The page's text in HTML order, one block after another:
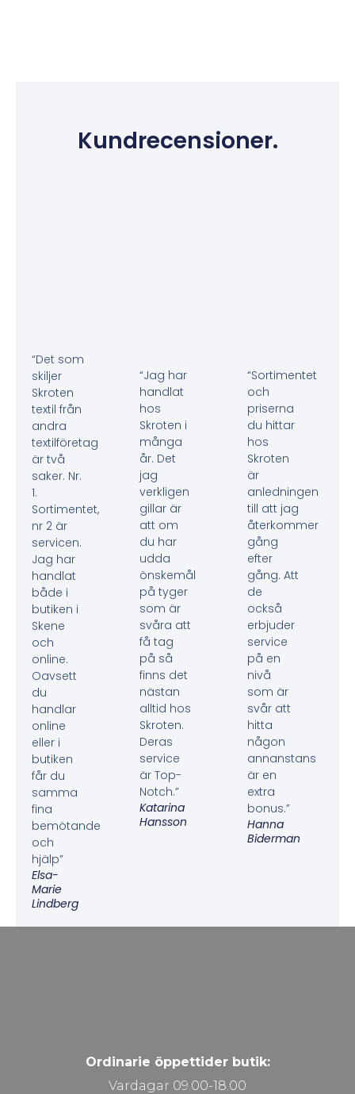
Kundrecensioner.
“Det som
skiljer
Skroten
textil från
andra
textilföretag
är två
saker. Nr.
1.
Sortimentet,
nr 2 är
servicen.
Jag har
handlat
både i
butiken i
Skene
och
online.
Oavsett
du
handlar
online
eller i
butiken
får du
samma
fina
bemötande
och
hjälp”
Elsa-
Marie
Lindberg
“Jag har
handlat
hos
Skroten i
många
år. Det
jag
verkligen
gillar är
att om
du har
udda
önskemål
på tyger
som är
svåra att
få tag
på så
finns det
nästan
alltid hos
Skroten.
Deras
service
är Top-
Notch.”
Katarina
Hansson
“Sortimentet
och
priserna
du hittar
hos
Skroten
är
anledningen
till att jag
återkommer
gång
efter
gång. Att
de
också
erbjuder
service
på en
nivå
som är
svår att
hitta
någon
annanstans
är en
extra
bonus.”
Hanna
Biderman
Ordinarie öppettider butik:
Vardagar 09.00-18.00